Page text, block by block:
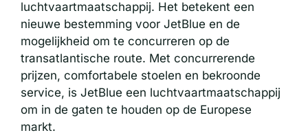
luchtvaartmaatschappij. Het betekent een
nieuwe bestemming voor JetBlue en de
mogelijkheid om te concurreren op de
transatlantische route. Met concurrerende
prijzen, comfortabele stoelen en bekroonde
service, is JetBlue een luchtvaartmaatschappij
om in de gaten te houden op de Europese
markt.